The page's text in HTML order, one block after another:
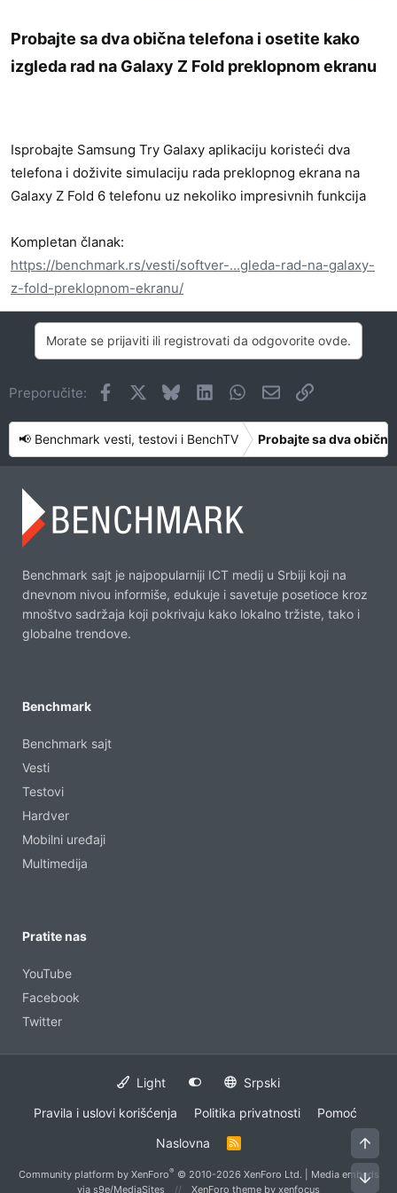
Probajte sa dva obična telefona i osetite kako
izgleda rad na Galaxy Z Fold preklopnom ekranu​
Isprobajte Samsung Try Galaxy aplikaciju koristeći dva
telefona i doživite simulaciju rada preklopnog ekrana na
Galaxy Z Fold 6 telefonu uz nekoliko impresivnih funkcija
Kompletan članak:
https://benchmark.rs/vesti/softver-...gleda-rad-na-galaxy-
z-fold-preklopnom-ekranu/
Morate se prijaviti ili registrovati da odgovorite ovde.
Preporučite: Facebook BlueskyLinkedInWhatsApp
Imejl Link
📢 Benchmark vesti, testovi i BenchTV Probajte sa dva
Benchmark sajt je najpopularniji ICT medij u Srbiji koji na
dnevnom nivou informiše, edukuje i savetuje posetioce kroz
mnoštvo sadržaja koji pokrivaju kako lokalno tržiste, tako i
globalne trendove.
Benchmark
Benchmark sajt
Vesti
Testovi
Hardver
Mobilni uređaji
Multimedija
Pratite nas
YouTube
Facebook
Twitter
Light
Srpski
Pravila i uslovi korišćenja
Politika privatnosti
Pomoć
Naslovna
R
S
Community platform by XenForo® © 2010-2026 XenForo Ltd.
Media embeds
via s9e/MediaSites
XenForo theme by xenfocus
Dno